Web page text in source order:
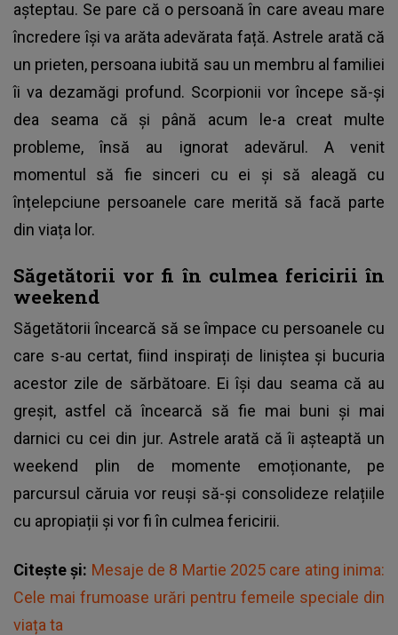
așteptau. Se pare că o persoană în care aveau mare
încredere își va arăta adevărata față. Astrele arată că
un prieten, persoana iubită sau un membru al familiei
îi va dezamăgi profund. Scorpionii vor începe să-și
dea seama că și până acum le-a creat multe
probleme, însă au ignorat adevărul. A venit
momentul să fie sinceri cu ei și să aleagă cu
înțelepciune persoanele care merită să facă parte
din viața lor.
Săgetătorii vor fi în culmea fericirii în
weekend
Săgetătorii încearcă să se împace cu persoanele cu
care s-au certat, fiind inspirați de liniștea și bucuria
acestor zile de sărbătoare. Ei își dau seama că au
greșit, astfel că încearcă să fie mai buni și mai
darnici cu cei din jur. Astrele arată că îi așteaptă un
weekend plin de momente emoționante, pe
parcursul căruia vor reuși să-și consolideze relațiile
cu apropiații și vor fi în culmea fericirii.
Citește și: Mesaje de 8 Martie 2025 care ating inima:
Cele mai frumoase urări pentru femeile speciale din
viața ta